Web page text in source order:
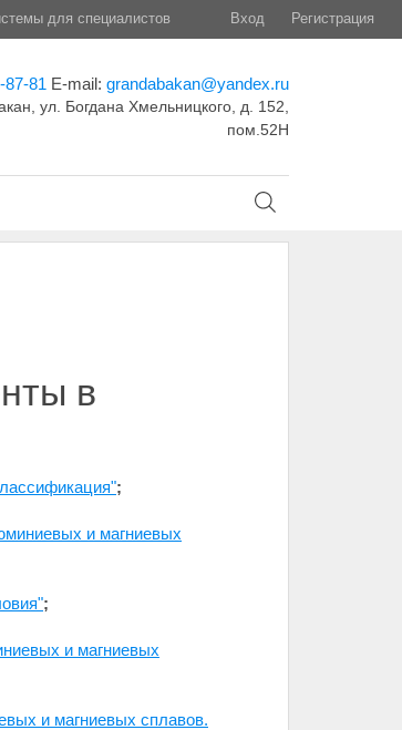
для специалистов Вход Регистрация
87-81 E-mail: grandabakan@yandex.ru
ул. Богдана Хмельницкого, д. 152,
пом.52Н
в
;
и магниевых
;
и магниевых
и магниевых сплавов.